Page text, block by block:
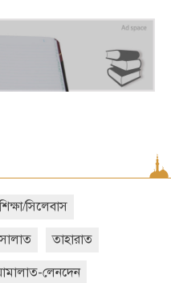
শিক্ষা/সিলেবাস
তাহারাত
লেনদেন